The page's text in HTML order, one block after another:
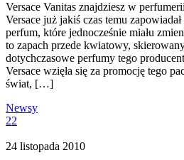
Versace Vanitas znajdziesz w
Versace już jakiś czas temu
perfum, które jednocześnie miału
to zapach przede kwiatowy,
dotychczasowe perfumy tego
Versace wzięła się za promocję tego
świat, […]
Newsy
22
24 listopada 2010